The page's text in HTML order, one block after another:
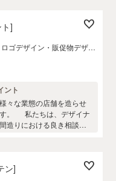
心ときめく空間をデザイ
応可能です。 工務店を探し
いません。 どんな事でも
さい。 大阪を拠点に日本
DESIGN AWARD(ドイ
Design Awards
🇬🇧 London International
🇺🇸 Global Future Design
]
ゴデザイン・販促物デザイ
ント
々な業態の店舗を造らせ
。 私たちは、デザイナ
造りにおける良き相談者
れるご予算をお伝え下さ
ン]